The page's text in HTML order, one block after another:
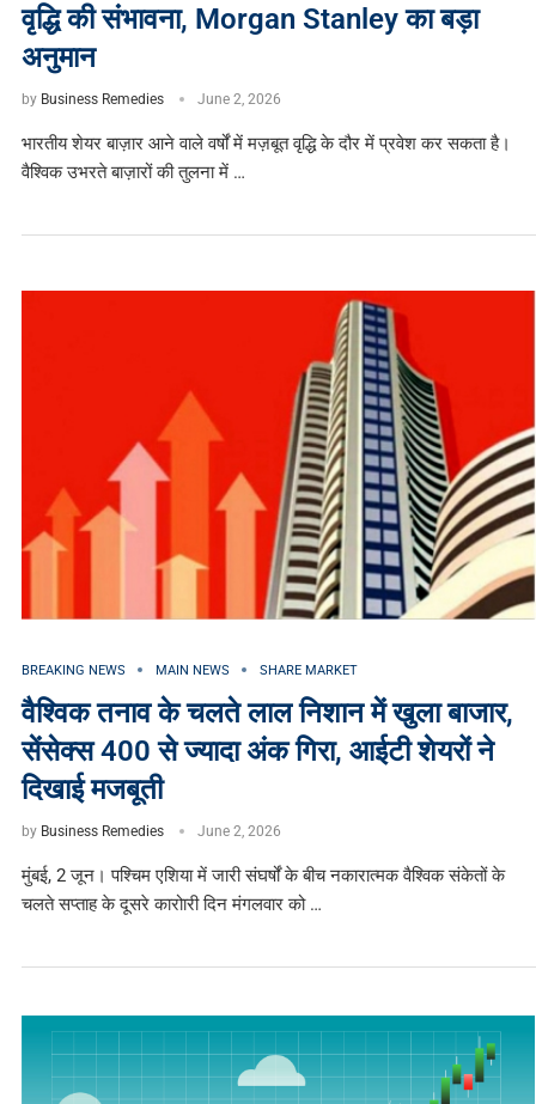
वृद्धि की संभावना, Morgan Stanley का बड़ा
अनुमान
by Business Remedies June 2, 2026
भारतीय शेयर बाज़ार आने वाले वर्षों में मज़बूत वृद्धि के दौर में प्रवेश कर सकता है।
वैश्विक उभरते बाज़ारों की तुलना में …
BREAKING NEWS MAIN NEWS SHARE MARKET
वैश्विक तनाव के चलते लाल निशान में खुला बाजार,
सेंसेक्स 400 से ज्यादा अंक गिरा, आईटी शेयरों ने
दिखाई मजबूती
by Business Remedies June 2, 2026
मुंबई, 2 जून। पश्चिम एशिया में जारी संघर्षों के बीच नकारात्मक वैश्विक संकेतों के
चलते सप्ताह के दूसरे कारोारी दिन मंगलवार को …